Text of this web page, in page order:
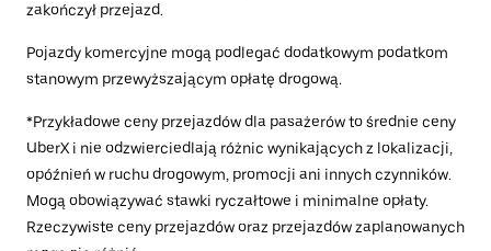
zakończył przejazd.
Pojazdy komercyjne mogą podlegać dodatkowym podatkom
stanowym przewyższającym opłatę drogową.
*Przykładowe ceny przejazdów dla pasażerów to średnie ceny
UberX i nie odzwierciedlają różnic wynikających z lokalizacji,
opóźnień w ruchu drogowym, promocji ani innych czynników.
Mogą obowiązywać stawki ryczałtowe i minimalne opłaty.
Rzeczywiste ceny przejazdów oraz przejazdów zaplanowanych